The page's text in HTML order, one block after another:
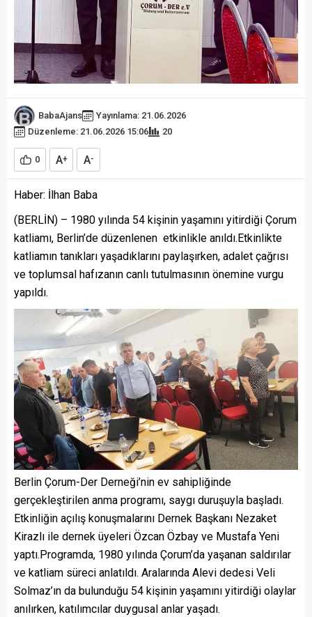
BabaAjans
Yayınlama: 21.06.2026
Düzenleme: 21.06.2026 15:06
20
0 A+ A-
Haber: İlhan Baba
(BERLİN) – 1980 yılında 54 kişinin yaşamını yitirdiği Çorum
katliamı, Berlin’de düzenlenen etkinlikle anıldı.Etkinlikte
katliamın tanıkları yaşadıklarını paylaşırken, adalet çağrısı
ve toplumsal hafızanın canlı tutulmasının önemine vurgu
yapıldı.
Berlin Çorum-Der Derneği’nin ev sahipliğinde
gerçekleştirilen anma programı, saygı duruşuyla başladı.
Etkinliğin açılış konuşmalarını Dernek Başkanı Nezaket
Kirazlı ile dernek üyeleri Özcan Özbay ve Mustafa Yeni
yaptı.Programda, 1980 yılında Çorum’da yaşanan saldırılar
ve katliam süreci anlatıldı. Aralarında Alevi dedesi Veli
Solmaz’ın da bulunduğu 54 kişinin yaşamını yitirdiği olaylar
anılırken, katılımcılar duygusal anlar yaşadı.